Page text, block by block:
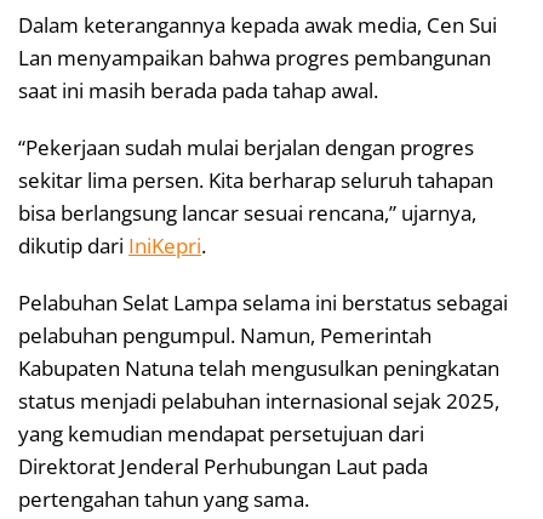
Dalam keterangannya kepada awak media, Cen Sui
Lan menyampaikan bahwa progres pembangunan
saat ini masih berada pada tahap awal.
“Pekerjaan sudah mulai berjalan dengan progres
sekitar lima persen. Kita berharap seluruh tahapan
bisa berlangsung lancar sesuai rencana,” ujarnya,
dikutip dari IniKepri.
Pelabuhan Selat Lampa selama ini berstatus sebagai
pelabuhan pengumpul. Namun, Pemerintah
Kabupaten Natuna telah mengusulkan peningkatan
status menjadi pelabuhan internasional sejak 2025,
yang kemudian mendapat persetujuan dari
Direktorat Jenderal Perhubungan Laut pada
pertengahan tahun yang sama.